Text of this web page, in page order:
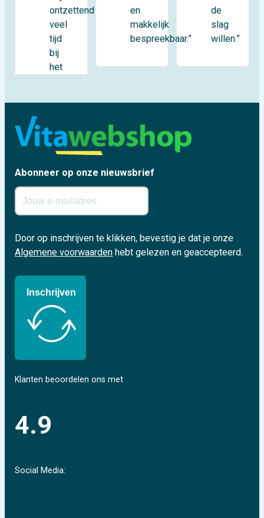
ontzettend
veel
tijd
bij
het
en
makkelijk
bespreekbaar.”
de
slag
willen.”
Abonneer op onze nieuwsbrief
Door op inschrijven te klikken, bevestig je dat je onze
Algemene voorwaarden hebt gelezen en geaccepteerd.
Inschrijven
Klanten beoordelen ons met
4.9
Social Media: